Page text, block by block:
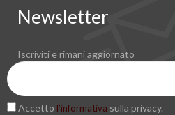
Newsletter
Iscriviti e rimani aggiornato
Accetto l’informativa sulla privacy.